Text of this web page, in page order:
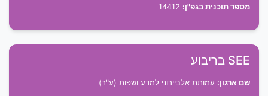
מספר תוכנית בגפ"ן:
SEE בריבוע
שם ארגון: עמותת אלביירוני למדע ושפות (ע"ר)